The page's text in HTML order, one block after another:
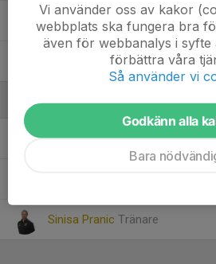
32. Lukas Freiholtz
Saga Eriksson
Ledare
Andreas LarssonTränare
Sinisa Pranic Tränare
Vi använder oss av kakor
webbplats ska fungera bra
även för webbanalys i syfte
förbättra våra
Så använder vi
Godkänn alla
Bara